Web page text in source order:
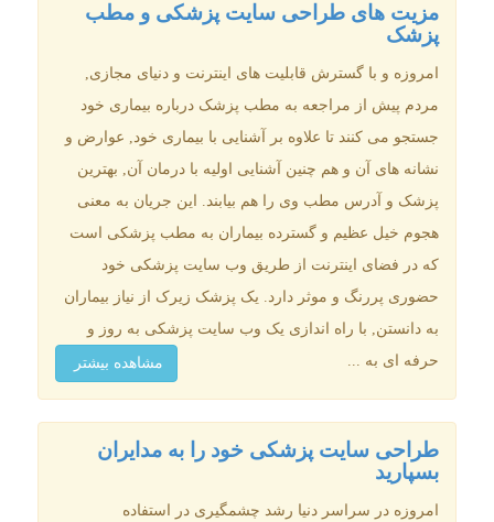
مزیت های طراحی سایت پزشکی و مطب
پزشک
امروزه و با گسترش قابلیت های اینترنت و دنیای مجازی,
مردم پیش از مراجعه به مطب پزشک درباره بیماری خود
جستجو می کنند تا علاوه بر آشنایی با بیماری خود, عوارض و
نشانه های آن و هم چنین آشنایی اولیه با درمان آن, بهترین
پزشک و آدرس مطب وی را هم بیابند. این جریان به معنی
هجوم خیل عظیم و گسترده بیماران به مطب پزشکی است
که در فضای اینترنت از طریق وب سایت پزشکی خود
حضوری پررنگ و موثر دارد. یک پزشک زیرک از نیاز بیماران
به دانستن, با راه اندازی یک وب سایت پزشکی به روز و
حرفه ای به ...
مشاهده بیشتر
طراحی سایت پزشکی خود را به مدایران
بسپارید
امروزه در سراسر دنیا رشد چشمگیری در استفاده